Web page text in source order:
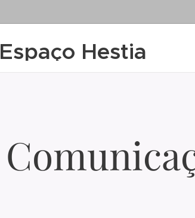
Espaço Hestia